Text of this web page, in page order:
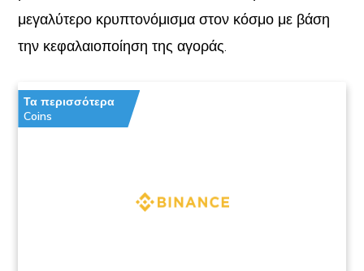
μεγαλύτερο κρυπτονόμισμα στον κόσμο με βάση
την κεφαλαιοποίηση της αγοράς.
Τα περισσότερα
Coins